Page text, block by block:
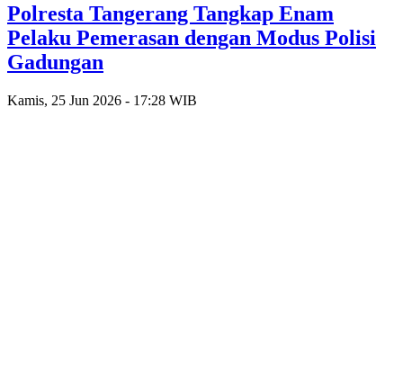
Polresta Tangerang Tangkap Enam
Pelaku Pemerasan dengan Modus Polisi
Gadungan
Kamis, 25 Jun 2026 - 17:28 WIB